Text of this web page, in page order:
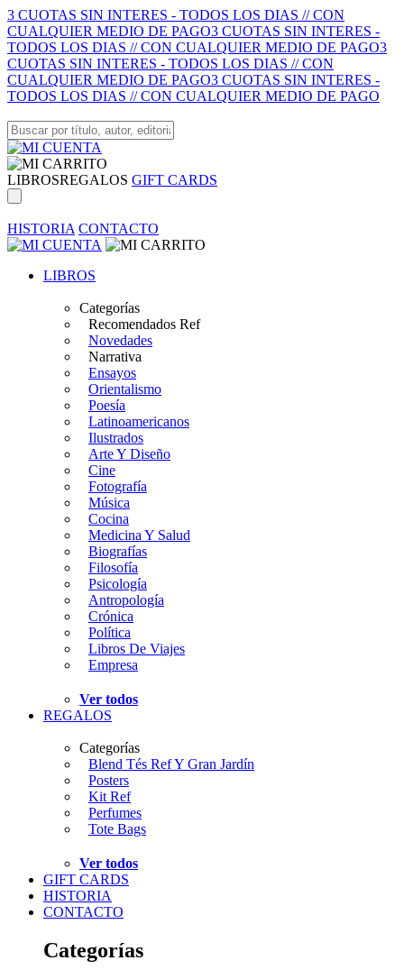
3 CUOTAS SIN INTERES - TODOS LOS DIAS // CON
CUALQUIER MEDIO DE PAGO3 CUOTAS SIN INTERES -
TODOS LOS DIAS // CON CUALQUIER MEDIO DE PAGO3
CUOTAS SIN INTERES - TODOS LOS DIAS // CON
CUALQUIER MEDIO DE PAGO3 CUOTAS SIN INTERES -
TODOS LOS DIAS // CON CUALQUIER MEDIO DE PAGO
LIBROSREGALOS GIFT CARDS
HISTORIA CONTACTO
LIBROS
Categorías
Recomendados Ref
Novedades
Narrativa
Ensayos
Orientalismo
Poesía
Latinoamericanos
Ilustrados
Arte Y Diseño
Cine
Fotografía
Música
Cocina
Medicina Y Salud
Biografías
Filosofía
Psicología
Antropología
Crónica
Política
Libros De Viajes
Empresa
Ver todos
REGALOS
Categorías
Blend Tés Ref Y Gran Jardín
Posters
Kit Ref
Perfumes
Tote Bags
Ver todos
GIFT CARDS
HISTORIA
CONTACTO
Categorías